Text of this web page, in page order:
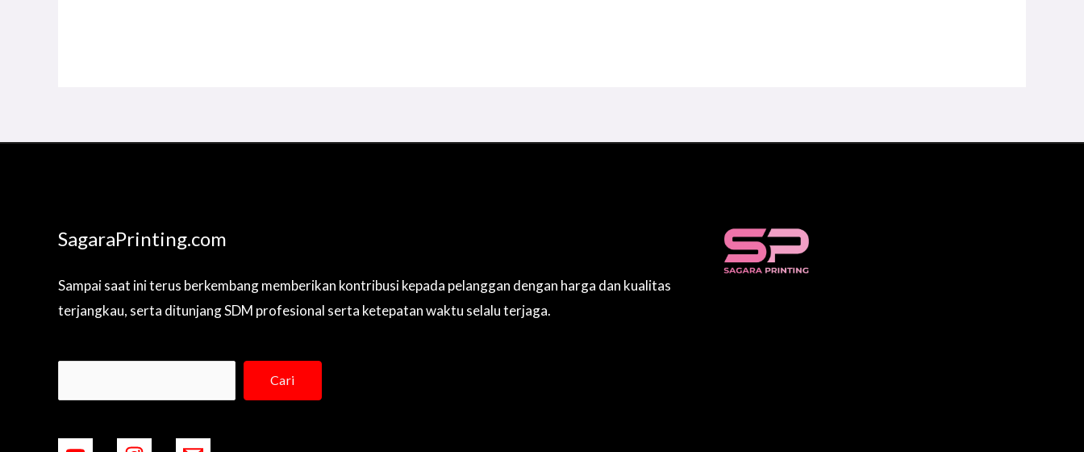
SagaraPrinting.com
Sampai saat ini terus berkembang memberikan kontribusi kepada pelanggan dengan harga dan kualitas
terjangkau, serta ditunjang SDM profesional serta ketepatan waktu selalu terjaga.
Cari